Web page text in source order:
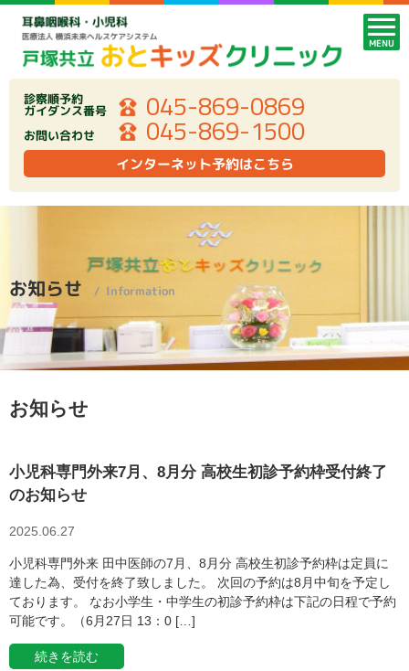
診察順予約
ガイダンス番号 045-869-0869
お問い合わせ 045-869-1500
インターネット予約はこちら
MENU
お知らせ Information
お知らせ
小児科専門外来7月、8月分 高校生初診予約枠受付終了
のお知らせ
2025.06.27
小児科専門外来 田中医師の7月、8月分 高校生初診予約枠は定員に
達した為、受付を終了致しました。 次回の予約は8月中旬を予定し
ております。 なお小学生・中学生の初診予約枠は下記の日程で予約
可能です。（6月27日 13：0 […]
続きを読む